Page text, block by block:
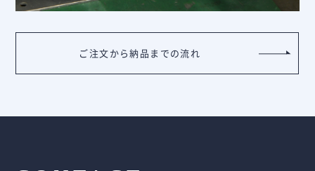
ご注文から納品までの流れ